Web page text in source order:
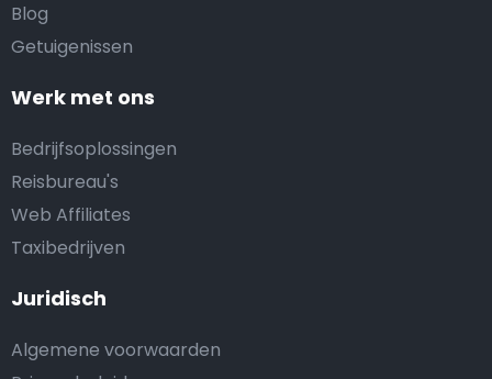
Blog
Getuigenissen
Werk met ons
Bedrijfsoplossingen
Reisbureau's
Web Affiliates
Taxibedrijven
Juridisch
Algemene voorwaarden